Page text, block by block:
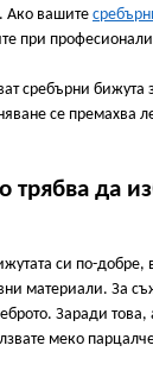
Ако вашите
при
сребърни бижута
се премахва
да
си по-
материали. За
Заради
меко